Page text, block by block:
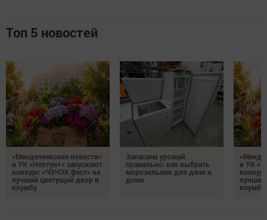
Топ 5 новостей
«Менделеевские новости»
и УК «Нептун+» запускают
конкурс «ЧЭЧЭК фест» на
лучший цветущий двор и
клумбу
Запасаем урожай
правильно: как выбрать
морозильник для дачи и
дома
и УК
клумбу